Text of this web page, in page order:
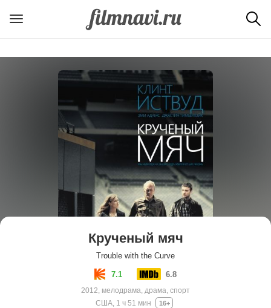
Крученый мяч
Trouble with the Curve
7.1 6.8
2012, мелодрама, драма, спорт
США, 1 ч 51 мин
16+